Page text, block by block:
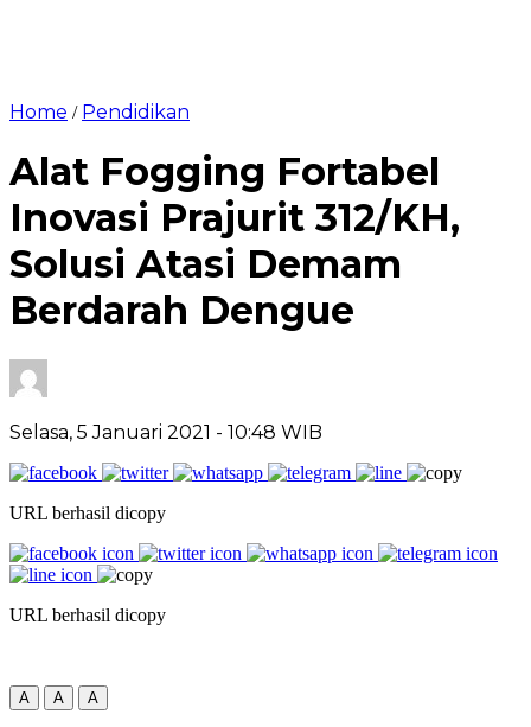
Home / Pendidikan
Alat Fogging Fortabel
Inovasi Prajurit 312/KH,
Solusi Atasi Demam
Berdarah Dengue
Selasa, 5 Januari 2021 - 10:48 WIB
URL berhasil dicopy
URL berhasil dicopy
A A A